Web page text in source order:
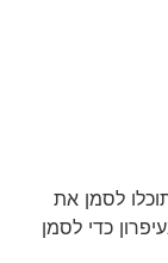
לסמן את
כדי לסמן